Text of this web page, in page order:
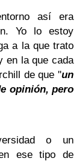
así era
Yo lo estoy
a la que trato
en la que cada
de que "un
opinión, pero
o un
ese tipo de